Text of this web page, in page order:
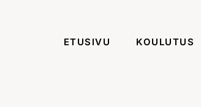
ETUSIVU KOULUTUS